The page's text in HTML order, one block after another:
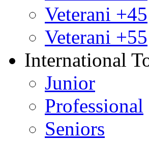
Veterani +45
Veterani +55
International
Junior
Professional
Seniors